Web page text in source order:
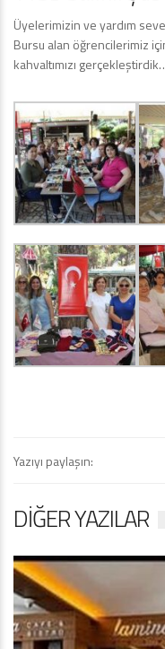
Üyelerimizin ve yardım
Bursu alan öğrencilerimiz
kahvaltımızı
Yazıyı paylaşın:
DIĞER YAZILAR